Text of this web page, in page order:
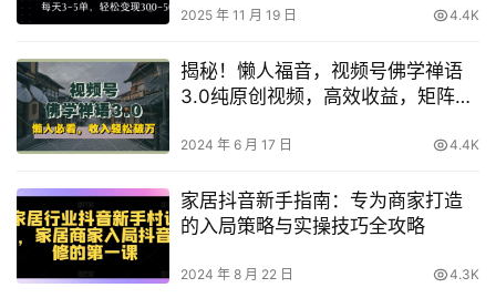
2025 年 11 月 19 日 4.4K
揭秘！懒人福音，视频号佛学禅语
3.0纯原创视频，高效收益，矩阵操
2024 年 6 月 17 日 4.4K
家居抖音新手指南：专为商家打造
的入局策略与实操技巧全攻略
2024 年 8 月 22 日 4.3K